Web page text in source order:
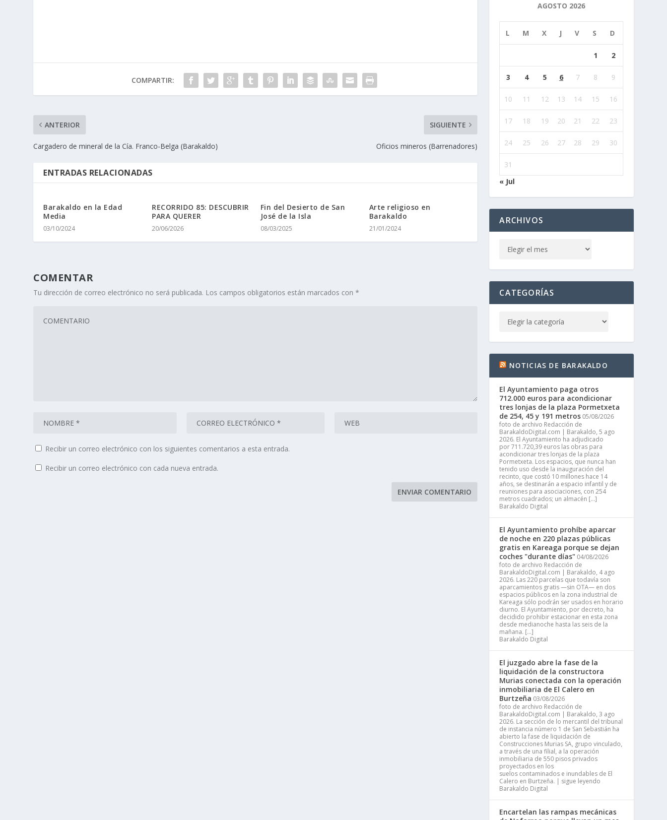
COMPARTIR:
ANTERIOR
Cargadero de mineral de la Cía. Franco-Belga (Barakaldo)
SIGUIENTE
Oficios mineros (Barrenadores)
ENTRADAS RELACIONADAS
Barakaldo en la Edad
Media
03/10/2024
RECORRIDO 85: DESCUBRIR
PARA QUERER
20/06/2026
Fin del Desierto de San
José de la Isla
08/03/2025
Arte religioso en
Barakaldo
21/01/2024
COMENTAR
Tu dirección de correo electrónico no será publicada. Los campos obligatorios están marcados con*
Recibir un correo electrónico con los siguientes comentarios a esta entrada.
Recibir un correo electrónico con cada nueva entrada.
AGOSTO 2026
L M X J V S D
1 2
3 4 5 6 7 8 9
10 11 12 13 14 15 16
17 18 19 20 21 22 23
24 25 26 27 28 29 30
31
« Jul
ARCHIVOS
CATEGORÍAS
NOTICIAS DE BARAKALDO
El Ayuntamiento paga otros
712.000 euros para acondicionar
tres lonjas de la plaza Pormetxeta
de 254, 45 y 191 metros 05/08/2026
foto de archivo Redacción de
BarakaldoDigital.com | Barakaldo, 5 ago
2026. El Ayuntamiento ha adjudicado
por 711.720,39 euros las obras para
acondicionar tres lonjas de la plaza
Pormetxeta. Los espacios, que nunca han
tenido uso desde la inauguración del
recinto, que costó 10 millones hace 14
años, se destinarán a espacio infantil y de
reuniones para asociaciones, con 254
metros cuadrados; un almacén […]
Barakaldo Digital
El Ayuntamiento prohíbe aparcar
de noche en 220 plazas públicas
gratis en Kareaga porque se dejan
coches "durante días" 04/08/2026
foto de archivo Redacción de
BarakaldoDigital.com | Barakaldo, 4 ago
2026. Las 220 parcelas que todavía son
aparcamientos gratis —sin OTA— en dos
espacios públicos en la zona industrial de
Kareaga sólo podrán ser usados en horario
diurno. El Ayuntamiento, por decreto, ha
decidido prohibir estacionar en esta zona
desde medianoche hasta las seis de la
mañana. […]
Barakaldo Digital
El juzgado abre la fase de la
liquidación de la constructora
Murias conectada con la operación
inmobiliaria de El Calero en
Burtzeña 03/08/2026
foto de archivo Redacción de
BarakaldoDigital.com | Barakaldo, 3 ago
2026. La sección de lo mercantil del tribunal
de instancia número 1 de San Sebastián ha
abierto la fase de liquidación de
Construcciones Murias SA, grupo vinculado,
a través de una filial, a la operación
inmobiliaria de 550 pisos privados
proyectados en los
suelos contaminados e inundables de El
Calero en Burtzeña. | sigue leyendo
Barakaldo Digital
Encartelan las rampas mecánicas